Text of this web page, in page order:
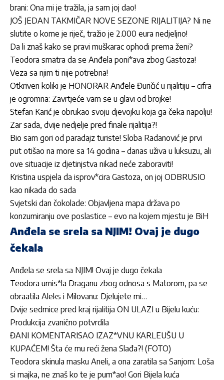
brani: Ona mi je tražila, ja sam joj dao!
JOŠ JEDAN TAKMIČAR NOVE SEZONE RIJALITIJA? Ni ne
slutite o kome je riječ, tražio je 2.000 eura nedjeljno!
Da li znaš kako se pravi muškarac ophodi prema ženi?
Teodora smatra da se Anđela poni*ava zbog Gastoza!
Veza sa njim ti nije potrebna!
Otkriven koliki je HONORAR Anđele Đuričić u rijalitiju – cifra
je ogromna: Zavrtjeće vam se u glavi od brojke!
Stefan Karić je obrukao svoju djevojku koja ga čeka napolju!
Zar sada, dvije nedjelje pred finale rijalitija?!
Bio sam gori od paradajz turiste! Sloba Radanović je prvi
put otišao na more sa 14 godina – danas uživa u luksuzu, ali
ove situacije iz djetinjstva nikad neće zaboraviti!
Kristina uspjela da isprov*cira Gastoza, on joj ODBRUSIO
kao nikada do sada
Svjetski dan čokolade: Objavljena mapa država po
konzumiranju ove poslastice – evo na kojem mjestu je BiH
Anđela se srela sa NJIM! Ovaj je dugo
čekala
Anđela se srela sa NJIM! Ovaj je dugo čekala
Teodora urnis*la Draganu zbog odnosa s Matorom, pa se
obraatila Aleks i Milovanu: Djelujete mi…
Dvije sedmice pred kraj rijalitija ON ULAZI u Bijelu kuću:
Produkcija zvanično potvrdila
ĐANI KOMENTARISAO IZAZ*VNU KARLEUŠU U
KUPAĆEM! Šta će mu reći žena Slađa?! (FOTO)
Teodora skinula masku Aneli, a ona zaratila sa Sanjom: Loša
si majka, ne znaš ko te je pum*ao! Gori Bijela kuća